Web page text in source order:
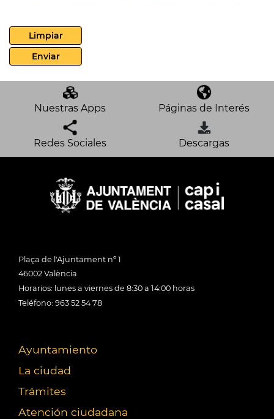
Limpiar
Enviar
Nuestras Apps Páginas de Interés
Redes Sociales Descargas
Plaça de l'Ajuntament nº 1
46002 València
Horarios: lunes a viernes de 8:30 a 14:00 horas
Teléfono: 963 52 54 78
Ayuntamiento
La ciudad
Trámites
Atención ciudadana